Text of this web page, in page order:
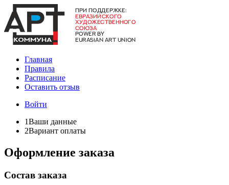
Главная
Правила
Расписание
Оставить отзыв
Войти
1Ваши данные
2Вариант оплаты
Оформление заказа
Состав заказа